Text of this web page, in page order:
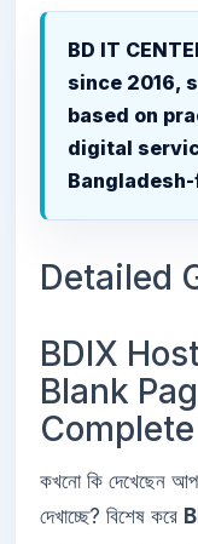
BD IT
since 2016,
based on
digital
Detailed
BDIX
Blank
কখনো কি দেখেছেন
দেখাচ্ছে? বিশেষ করে